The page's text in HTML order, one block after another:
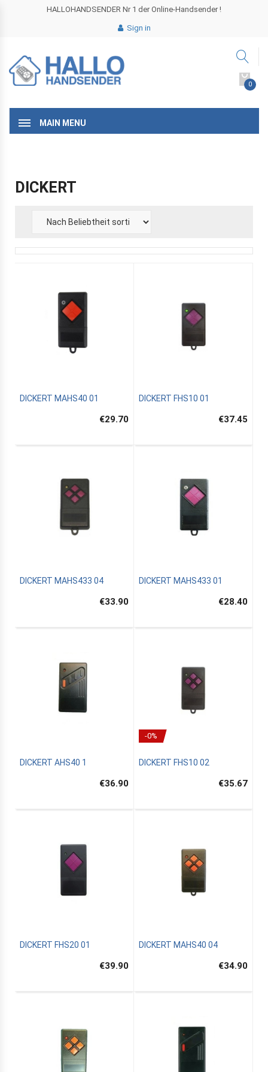
HALLOHANDSENDER Nr 1 der Online-Handsender !
Sign in
0
MAIN MENU
DICKERT
DICKERT MAHS40 01
€29.70
DICKERT FHS10 01
€37.45
DICKERT MAHS433 04
€33.90
DICKERT MAHS433 01
€28.40
DICKERT AHS40 1
€36.90
-0%
DICKERT FHS10 02
€35.67
DICKERT FHS20 01
€39.90
DICKERT MAHS40 04
€34.90